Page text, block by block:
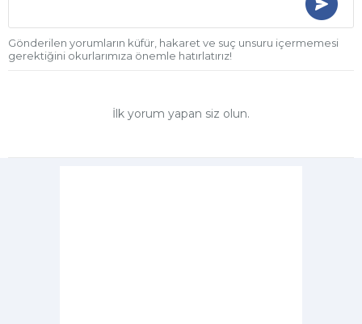
Gönderilen yorumların küfür, hakaret ve suç unsuru içermemesi
gerektiğini okurlarımıza önemle hatırlatırız!
İlk yorum yapan siz olun.